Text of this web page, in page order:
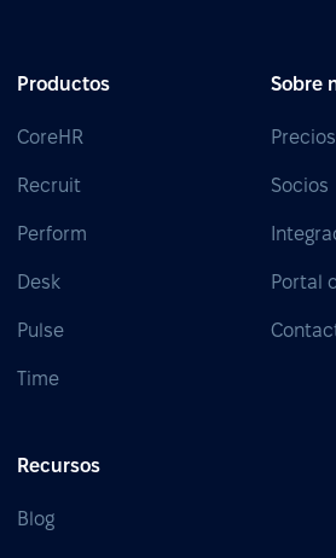
Productos
CoreHR
Recruit
Perform
Desk
Pulse
Time
Sobre
Precios
Socios
Portal
Recursos
Blog